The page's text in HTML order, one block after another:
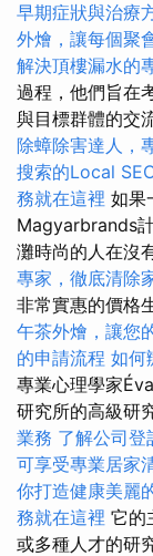
早期症狀與治療
外燴，讓每個聚
解決頂樓漏水的
過程，他們旨在
與目標群體的交
除蟑除害達人，
搜索的Local
務就在這裡 如果
Magyarbrands
灘時尚的人在沒
專家，徹底清除
非常實惠的價格
午茶外燴，讓您
的申請流程 如何
專業心理學家
研究所的高級研
業務 了解公司登
可享受專業居家
你打造健康美麗
務就在這裡 它的
或多種人才的研